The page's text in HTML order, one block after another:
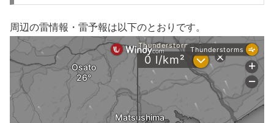
周辺の雷情報・雷予報は以下のとおりです。